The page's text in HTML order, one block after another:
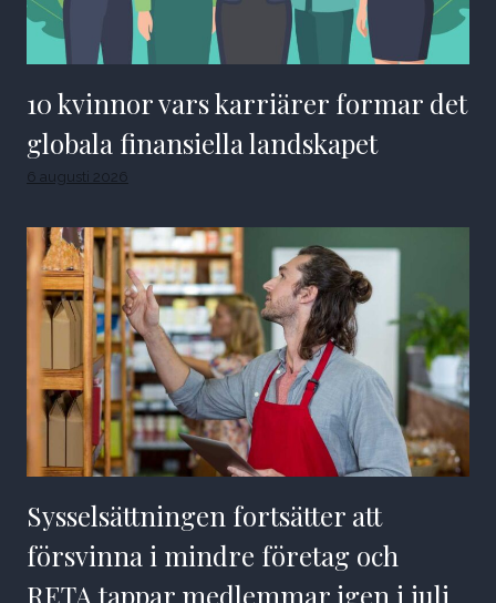
10 kvinnor vars karriärer formar det
globala finansiella landskapet
6 augusti 2026
Sysselsättningen fortsätter att
försvinna i mindre företag och
RETA tappar medlemmar igen i juli